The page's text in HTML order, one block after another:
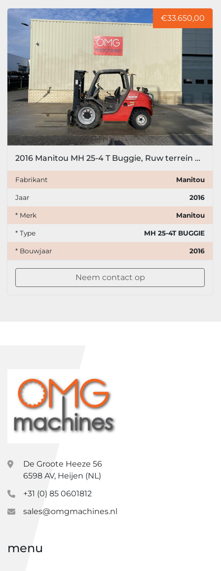
Model
Filter toepassen Filter wissen
Jaar
Filter toepassen Filter wissen
€33.650,00
2016 Manitou MH 25-4 T Buggie, Ruw terrein heftruck, 4x4
Fabrikant Manitou
Jaar 2016
* Merk Manitou
* Type MH 25-4T BUGGIE
* Bouwjaar 2016
Neem contact op
De Groote Heeze 56
6598 AV, Heijen (NL)
+31 (0) 85 0601812
sales@omgmachines.nl
menu